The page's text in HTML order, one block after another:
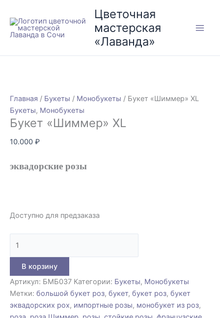
содержимому
Цветочная
мастерская
«Лаванда»
Главная / Букеты / Монобукеты / Букет «Шиммер» XL
Букеты, Монобукеты
Букет «Шиммер» XL
10.000 ₽
эквадорские розы
Доступно для предзаказа
товара
Букет
"Шиммер"
В корзину
Артикул: БМБ037 Категории: Букеты, Монобукеты
Метки: большой букет роз, букет, букет роз, букет
эквадорских рох, импортные розы, монобукет из роз,